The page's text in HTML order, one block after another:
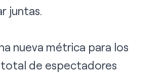
juntas.
nueva métrica para los
de espectadores